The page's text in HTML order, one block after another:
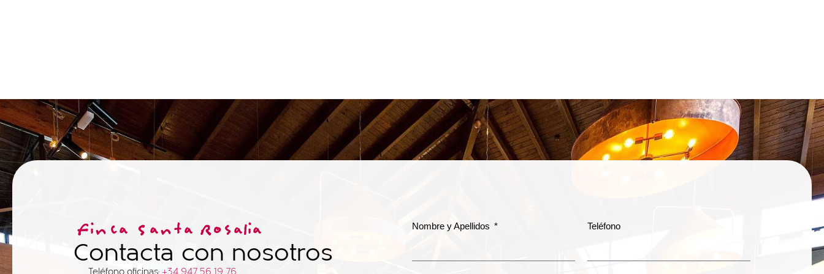
Finca Santa Rosalia
Contacta con nosotros
Teléfono oficinas: +34 947 56 19 76
Nombre y Apellidos Teléfono